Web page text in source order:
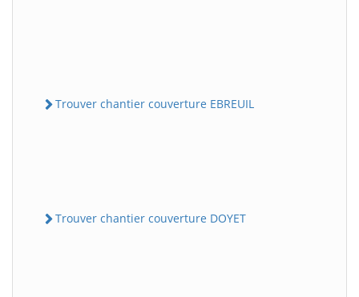
Trouver chantier couverture EBREUIL
Trouver chantier couverture DOYET